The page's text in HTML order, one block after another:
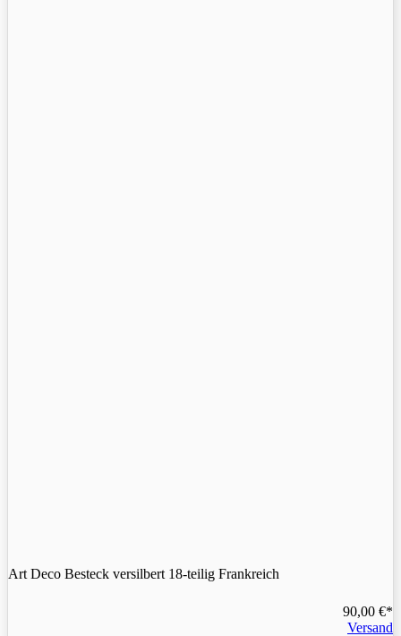
Art Deco Besteck versilbert 18-teilig Frankreich
90,00 €
Versand